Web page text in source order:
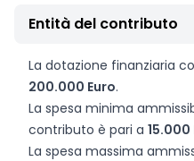
Entità del contributo
La dotazione finanziaria
200.000 Euro.
La spesa minima
contributo è pari a 15.000
La spesa massima